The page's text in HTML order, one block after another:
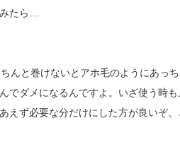
たら…
んと巻けないとアホ毛のようにあっ
でダメになるんですよ。いざ使う時
ず必要な分だけにした方が良いぞ、